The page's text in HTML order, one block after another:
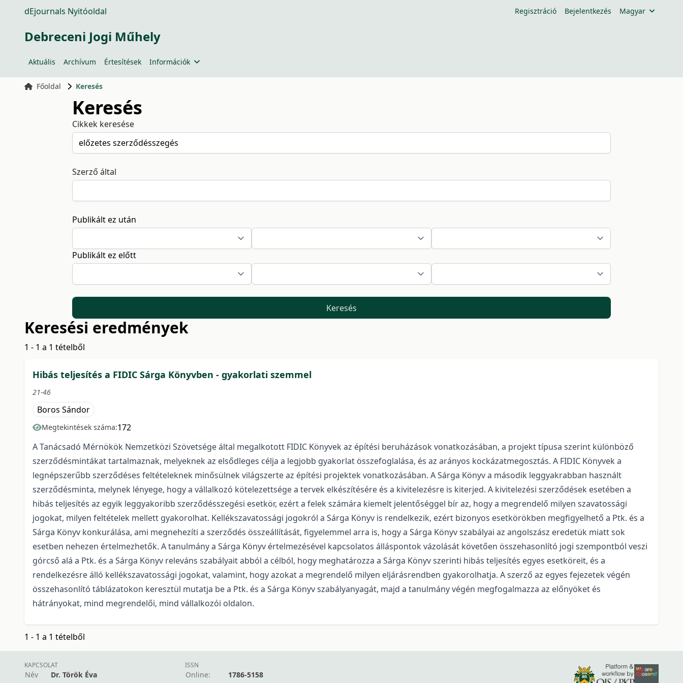
dEjournals Nyitóoldal Regisztráció Bejelentkezés Magyar
Debreceni Jogi Műhely
Aktuális Archívum Értesítések Információk
Főoldal Keresés
Keresés
Cikkek keresése
Szerző által
Publikált ez után
Publikált ez előtt
Keresés
Keresési eredmények
1 - 1 a 1 tételből
Hibás teljesítés a FIDIC Sárga Könyvben - gyakorlati szemmel
21-46
Boros Sándor
Megtekintések száma:172
A Tanácsadó Mérnökök Nemzetközi Szövetsége által megalkotott FIDIC Könyvek az építési beruházások vonatkozásában, a projekt típusa szerint különböző
szerződésmintákat tartalmaznak, melyeknek az elsődleges célja a legjobb gyakorlat összefoglalása, és az arányos kockázatmegosztás. A FIDIC Könyvek a
legnépszerűbb szerződéses feltételeknek minősülnek világszerte az építési projektek vonatkozásában. A Sárga Könyv a második leggyakrabban használt
szerződésminta, melynek lényege, hogy a vállalkozó kötelezettsége a tervek elkészítésére és a kivitelezésre is kiterjed. A kivitelezési szerződések esetében a
hibás teljesítés az egyik leggyakoribb szerződésszegési esetkör, ezért a felek számára kiemelt jelentőséggel bír az, hogy a megrendelő milyen szavatossági
jogokat, milyen feltételek mellett gyakorolhat. Kellékszavatossági jogokról a Sárga Könyv is rendelkezik, ezért bizonyos esetkörökben megfigyelhető a Ptk. és a
Sárga Könyv konkurálása, ami megnehezíti a szerződés összeállítását, figyelemmel arra is, hogy a Sárga Könyv szabályai az angolszász eredetük miatt sok
esetben nehezen értelmezhetők. A tanulmány a Sárga Könyv értelmezésével kapcsolatos álláspontok vázolását követően összehasonlító jogi szempontból veszi
górcső alá a Ptk. és a Sárga Könyv releváns szabályait abból a célból, hogy meghatározza a Sárga Könyv szerinti hibás teljesítés egyes esetköreit, és a
rendelkezésre álló kellékszavatossági jogokat, valamint, hogy azokat a megrendelő milyen eljárásrendben gyakorolhatja. A szerző az egyes fejezetek végén
összehasonlító táblázatokon keresztül mutatja be a Ptk. és a Sárga Könyv szabályanyagát, majd a tanulmány végén megfogalmazza az előnyöket és
hátrányokat, mind megrendelői, mind vállalkozói oldalon.
1 - 1 a 1 tételből
KAPCSOLAT
Név
Dr. Török Éva
ISSN
Online:
1786-5158